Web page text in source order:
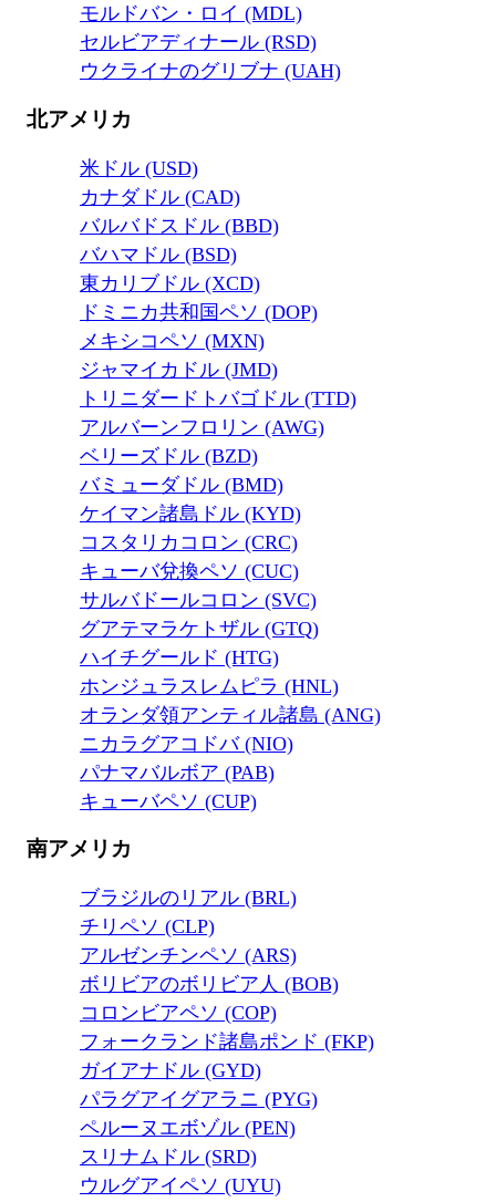
モルドバン・ロイ (MDL)
セルビアディナール (RSD)
ウクライナのグリブナ (UAH)
北アメリカ
米ドル (USD)
カナダドル (CAD)
バルバドスドル (BBD)
バハマドル (BSD)
東カリブドル (XCD)
ドミニカ共和国ペソ (DOP)
メキシコペソ (MXN)
ジャマイカドル (JMD)
トリニダードトバゴドル (TTD)
アルバーンフロリン (AWG)
ベリーズドル (BZD)
バミューダドル (BMD)
ケイマン諸島ドル (KYD)
コスタリカコロン (CRC)
キューバ兌換ペソ (CUC)
サルバドールコロン (SVC)
グアテマラケトザル (GTQ)
ハイチグールド (HTG)
ホンジュラスレムピラ (HNL)
オランダ領アンティル諸島 (ANG)
ニカラグアコドバ (NIO)
パナマバルボア (PAB)
キューバペソ (CUP)
南アメリカ
ブラジルのリアル (BRL)
チリペソ (CLP)
アルゼンチンペソ (ARS)
ボリビアのボリビア人 (BOB)
コロンビアペソ (COP)
フォークランド諸島ポンド (FKP)
ガイアナドル (GYD)
パラグアイグアラニ (PYG)
ペルーヌエボゾル (PEN)
スリナムドル (SRD)
ウルグアイペソ (UYU)